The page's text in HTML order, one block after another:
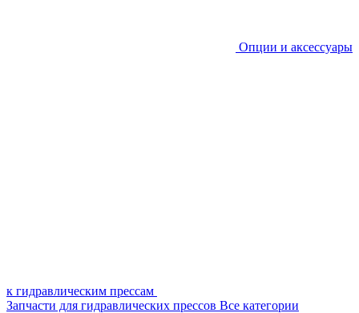
Опции и аксессуары
к гидравлическим прессам
Запчасти для гидравлических прессов Все категории